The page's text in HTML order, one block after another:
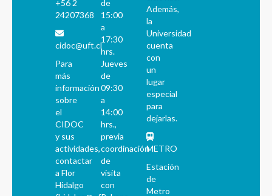
+56 2
24207368
cidoc@uft.cl
Para
más
información
sobre
el
CIDOC
y sus
actividades,
contactar
a Flor
Hidalgo
de
15:00
a
17:30
hrs.
Jueves
de
09:30
a
14:00
hrs.,
previa
coordinación
de
visita
con
Además,
la
Universidad
cuenta
con
un
lugar
especial
para
dejarlas.
METRO
Estación
de
Metro